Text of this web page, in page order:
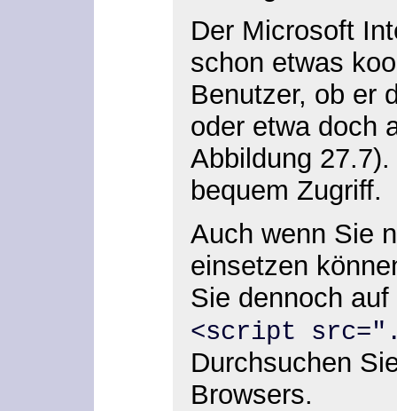
Der Microsoft
schon etwas
Benutzer, ob er
oder etwa doch
Abbildung
bequem Zugriff.
Auch wenn Sie
einsetzen
Sie dennoch
<script
Durchsuchen
Browsers.